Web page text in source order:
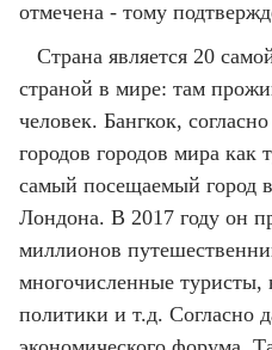
отмечена - тому
Страна является 20
страной в мире: там
человек. Бангкок,
городов городов мира как
самый посещаемый город
Лондона. В 2017 году он
миллионов
многочисленные туристы,
политики и т.д. Согласно